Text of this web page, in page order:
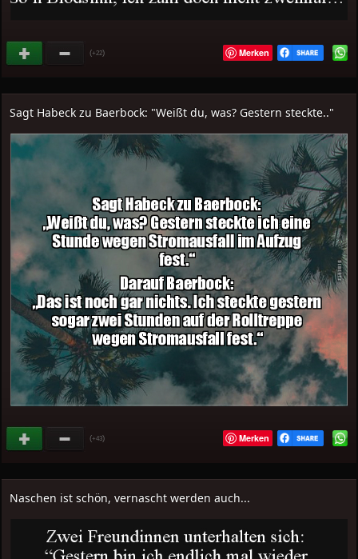
(+22) Merken
Sagt Habeck zu Baerbock: "Weißt du, was? Gestern steckte.."
(+43) Merken
Naschen ist schön, vernascht werden auch...